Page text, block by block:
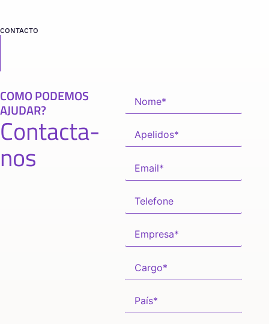
CONTACTO
COMO PODEMOS
AJUDAR?
Contacta-
nos